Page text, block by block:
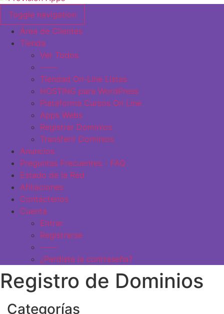
Toggle navigation
Área de Clientes
Tienda
Ver Todos
-----
Tiendad On-Line Listas
HOSTING para WordPress
Plataforma Cursos On Line
Apps Webs
Registrar Dominios
Transferir Dominios
Anuncios
Preguntas Frecuentes - FAQ
Estado de la Red
Afiliaciones
Contáctenos
Cuenta
Entrar
Registrarse
-----
¿Perdiste la contraseña?
Registro de Dominios
Categorías